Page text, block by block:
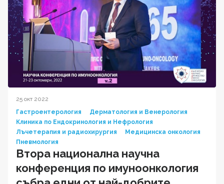
25 окт 2022
Гастроентерология
Дерматология и Венерология
Клиника по Ендокринология и Нефрология
Лъчетерапия и радиохирургия
Медицинска онкология
Пневмология
Втора национална научна
конференция по имуноонкология